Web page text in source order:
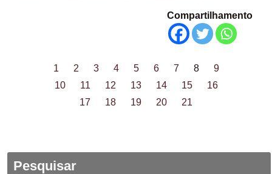
Compartilhamento
1 2 3 4 5 6 7 8
9
10
11 12 13 14 15
16
17
18 19 20 21
Pesquisar